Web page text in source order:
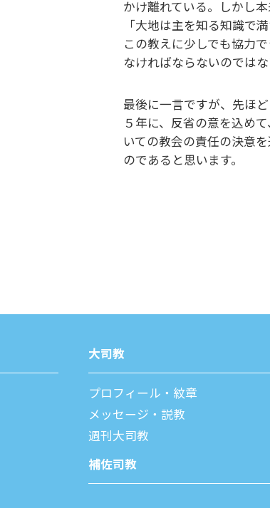
かけ離れている。しかし
「大地は主を知る知識で
この教えに少しでも協力
なければならないのでは
最後に一言ですが、先ほ
５年に、反省の意を込め
いての教会の責任の決意
のであると思います。
⼤司教
プロフィール・紋章
メッセージ・説教
週刊⼤司教
補佐司教